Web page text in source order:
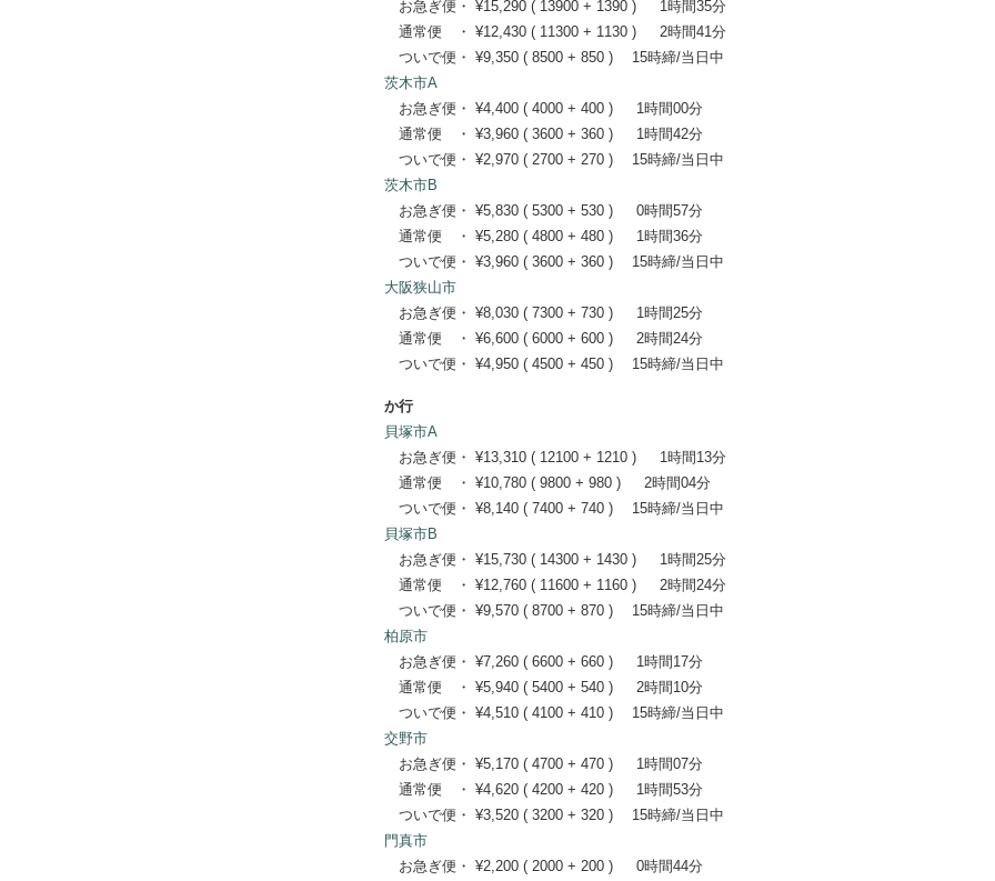
お急ぎ便・ ¥15,290 ( 13900 + 1390 ) 1時間35分
通常便 ・ ¥12,430 ( 11300 + 1130 ) 2時間41分
ついで便・ ¥9,350 ( 8500 + 850 ) 15時締/当日中
茨木市A
お急ぎ便・ ¥4,400 ( 4000 + 400 ) 1時間00分
通常便 ・ ¥3,960 ( 3600 + 360 ) 1時間42分
ついで便・ ¥2,970 ( 2700 + 270 ) 15時締/当日中
茨木市B
お急ぎ便・ ¥5,830 ( 5300 + 530 ) 0時間57分
通常便 ・ ¥5,280 ( 4800 + 480 ) 1時間36分
ついで便・ ¥3,960 ( 3600 + 360 ) 15時締/当日中
大阪狭山市
お急ぎ便・ ¥8,030 ( 7300 + 730 ) 1時間25分
通常便 ・ ¥6,600 ( 6000 + 600 ) 2時間24分
ついで便・ ¥4,950 ( 4500 + 450 ) 15時締/当日中
か行
貝塚市A
お急ぎ便・ ¥13,310 ( 12100 + 1210 ) 1時間13分
通常便 ・ ¥10,780 ( 9800 + 980 ) 2時間04分
ついで便・ ¥8,140 ( 7400 + 740 ) 15時締/当日中
貝塚市B
お急ぎ便・ ¥15,730 ( 14300 + 1430 ) 1時間25分
通常便 ・ ¥12,760 ( 11600 + 1160 ) 2時間24分
ついで便・ ¥9,570 ( 8700 + 870 ) 15時締/当日中
柏原市
お急ぎ便・ ¥7,260 ( 6600 + 660 ) 1時間17分
通常便 ・ ¥5,940 ( 5400 + 540 ) 2時間10分
ついで便・ ¥4,510 ( 4100 + 410 ) 15時締/当日中
交野市
お急ぎ便・ ¥5,170 ( 4700 + 470 ) 1時間07分
通常便 ・ ¥4,620 ( 4200 + 420 ) 1時間53分
ついで便・ ¥3,520 ( 3200 + 320 ) 15時締/当日中
門真市
お急ぎ便・ ¥2,200 ( 2000 + 200 ) 0時間44分